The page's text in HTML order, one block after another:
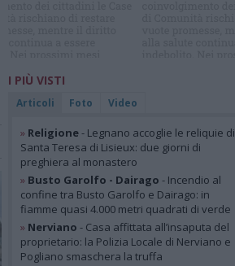
I PIÙ VISTI
Articoli Foto Video
» Religione- Legnano accoglie le reliquie di
Santa Teresa di Lisieux: due giorni di
preghiera al monastero
» Busto Garolfo - Dairago - Incendio al
confine tra Busto Garolfo e Dairago: in
fiamme quasi 4.000 metri quadrati di verde
» Nerviano - Casa affittata all’insaputa del
proprietario: la Polizia Locale di Nerviano e
Pogliano smaschera la truffa